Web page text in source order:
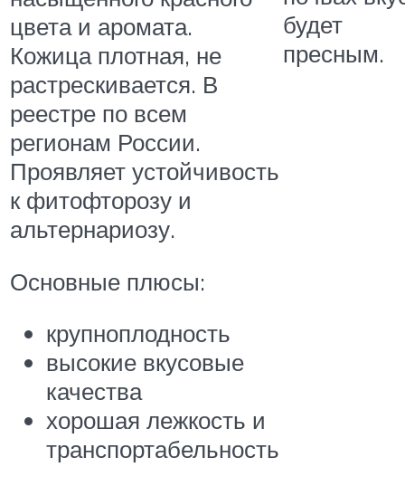
цвета и аромата.
Кожица плотная, не
растрескивается. В
реестре по всем
регионам России.
Проявляет устойчивость
к фитофторозу и
альтернариозу.
Основные плюсы:
крупноплодность
высокие вкусовые
качества
хорошая лежкость и
транспортабельность
будет
пресным.